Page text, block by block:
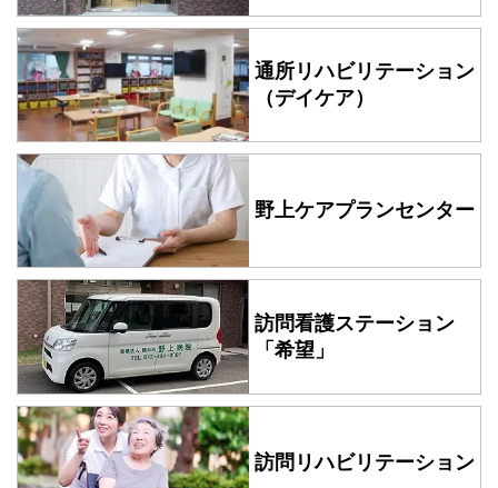
通所リハビリテーション
（デイケア）
野上ケアプランセンター
訪問看護ステーション
「希望」
訪問リハビリテーション